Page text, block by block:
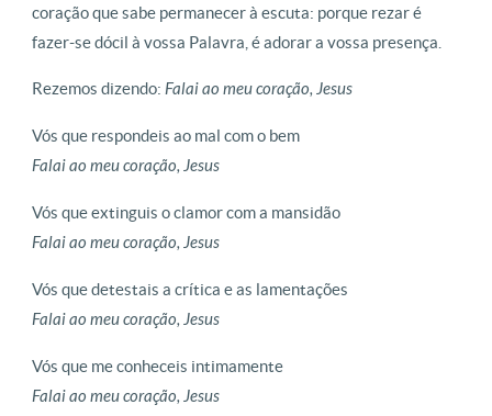
coração que sabe permanecer à escuta: porque rezar é
fazer-se dócil à vossa Palavra, é adorar a vossa presença.
Rezemos dizendo: Falai ao meu coração, Jesus
Vós que respondeis ao mal com o bem
Falai ao meu coração, Jesus
Vós que extinguis o clamor com a mansidão
Falai ao meu coração, Jesus
Vós que detestais a crítica e as lamentações
Falai ao meu coração, Jesus
Vós que me conheceis intimamente
Falai ao meu coração, Jesus